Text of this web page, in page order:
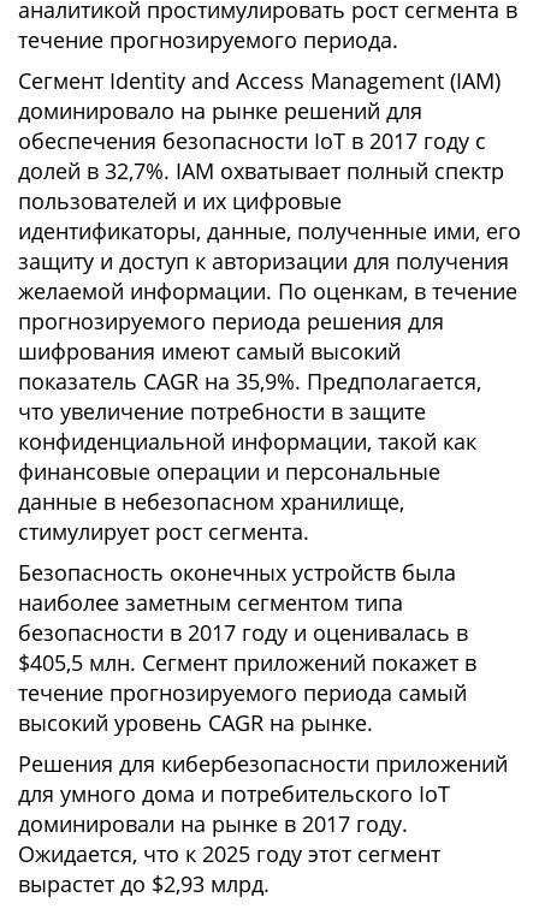
аналитикой простимулировать рост сегмента в
течение прогнозируемого периода.
Сегмент Identity and Access Management (IAM)
доминировало на рынке решений для
обеспечения безопасности IoT в 2017 году с
долей в 32,7%. IAM охватывает полный спектр
пользователей и их цифровые
идентификаторы, данные, полученные ими, его
защиту и доступ к авторизации для получения
желаемой информации. По оценкам, в течение
прогнозируемого периода решения для
шифрования имеют самый высокий
показатель CAGR на 35,9%. Предполагается,
что увеличение потребности в защите
конфиденциальной информации, такой как
финансовые операции и персональные
данные в небезопасном хранилище,
стимулирует рост сегмента.
Безопасность оконечных устройств была
наиболее заметным сегментом типа
безопасности в 2017 году и оценивалась в
$405,5 млн. Сегмент приложений покажет в
течение прогнозируемого периода самый
высокий уровень CAGR на рынке.
Решения для кибербезопасности приложений
для умного дома и потребительского IoT
доминировали на рынке в 2017 году.
Ожидается, что к 2025 году этот сегмент
вырастет до $2,93 млрд.